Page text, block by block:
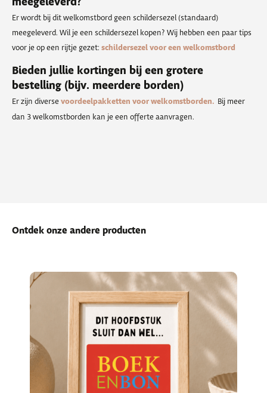
Er wordt bij dit welkomstbord geen schildersezel (standaard)
meegeleverd. Wil je een schildersezel kopen? Wij hebben een paar tips
voor je op een rijtje gezet: schildersezel voor een welkomstbord
Bieden jullie kortingen bij een grotere
bestelling (bijv. meerdere borden)
Er zijn diverse voordeelpakketten voor welkomstborden. Bij meer
dan 3 welkomstborden kan je een offerte aanvragen.
Ontdek onze andere producten